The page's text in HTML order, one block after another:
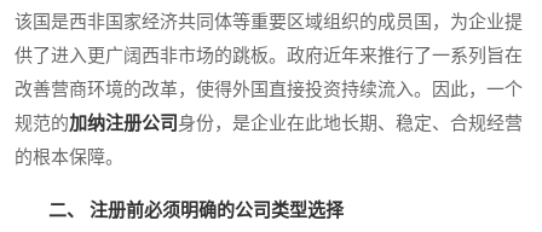
该国是西非国家经济共同体等重要区域组织的成员国，为企业提
供了进入更广阔西非市场的跳板。政府近年来推行了一系列旨在
改善营商环境的改革，使得外国直接投资持续流入。因此，一个
规范的加纳注册公司 身份，是企业在此地长期、稳定、合规经营
的根本保障。
二、 注册前必须明确的公司类型选择